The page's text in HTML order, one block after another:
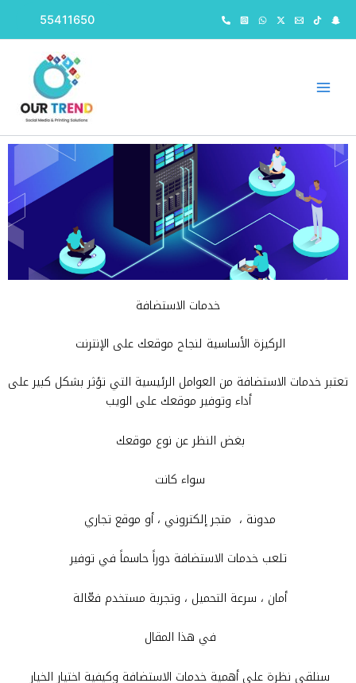
55411650
خدمات الاستضافة
الركيزة الأساسية لنجاح موقعك على الإنترنت
تعتبر خدمات الاستضافة من العوامل الرئيسية التي تؤثر بشكل كبير على
أداء وتوفير موقعك على الويب
بغض النظر عن نوع موقعك
سواء كانت
مدونة ، متجر إلكتروني ، أو موقع تجاري
تلعب خدمات الاستضافة دوراً حاسماً في توفير
أمان ، سرعة التحميل ، وتجربة مستخدم فعّالة
في هذا المقال